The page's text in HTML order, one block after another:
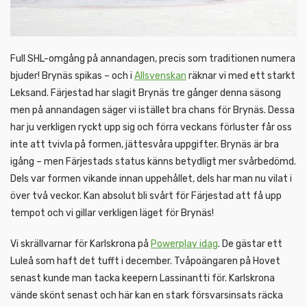
Full SHL-omgång på annandagen, precis som traditionen numera
bjuder! Brynäs spikas – och i Allsvenskan räknar vi med ett starkt
Leksand. Färjestad har slagit Brynäs tre gånger denna säsong
men på annandagen säger vi istället bra chans för Brynäs. Dessa
har ju verkligen ryckt upp sig och förra veckans förluster får oss
inte att tvivla på formen, jättesvåra uppgifter. Brynäs är bra
igång – men Färjestads status känns betydligt mer svårbedömd.
Dels var formen vikande innan uppehållet, dels har man nu vilat i
över två veckor. Kan absolut bli svårt för Färjestad att få upp
tempot och vi gillar verkligen läget för Brynäs!
Vi skrällvarnar för Karlskrona på Powerplay idag. De gästar ett
Luleå som haft det tufft i december. Tvåpoängaren på Hovet
senast kunde man tacka keepern Lassinantti för. Karlskrona
vände skönt senast och här kan en stark försvarsinsats räcka